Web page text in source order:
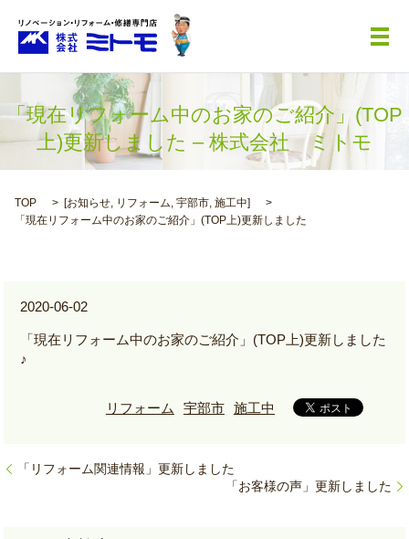
メ
「現在リフォーム中のお家のご紹介」(TOP
上)更新しました – 株式会社 ミトモ
TOP [お知らせ, リフォーム,宇部市,施工中]
「現在リフォーム中のお家のご紹介」(TOP上)更新しました
2020-06-02
「現在リフォーム中のお家のご紹介」(TOP上)更新しました
♪
リフォーム 宇部市 施工中
「リフォーム関連情報」更新しました
「お客様の声」更新しました